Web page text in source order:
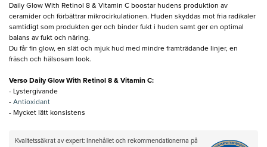
Daily Glow With Retinol 8 & Vitamin C boostar hudens produktion av
ceramider och förbättrar mikrocirkulationen. Huden skyddas mot fria radikaler
samtidigt som produkten ger och binder fukt i huden samt ger en optimal
balans av fukt och näring.
Du får fin glow, en slät och mjuk hud med mindre framträdande linjer, en
fräsch och hälsosam look.
Verso Daily Glow With Retinol 8 & Vitamin C​:
- Lystergivande
- Antioxidant
- Mycket lätt konsistens
Kvalitetssäkrat av expert: Innehållet och rekommendationerna på